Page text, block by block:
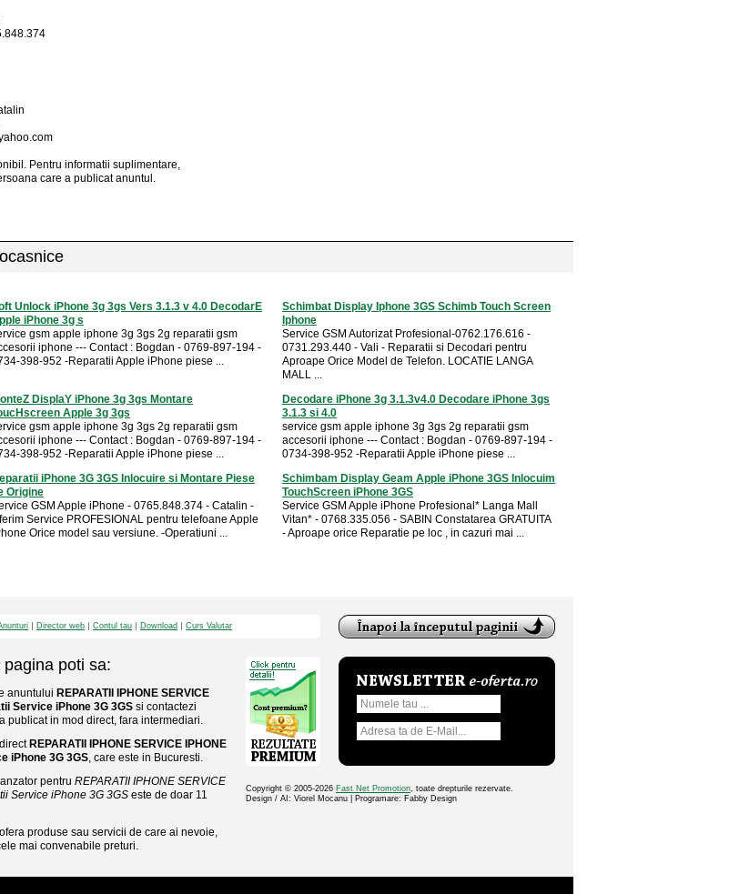
. Pentru informatii suplimentare,
care a publicat anuntul.
Unlock iPhone 3g 3gs Vers 3.1.3 v 4.0 DecodarE
iPhone 3g s
gsm apple iphone 3g 3gs 2g reparatii gsm
iphone --- Contact : Bogdan - 0769-897-194 -
398-952 -Reparatii Apple iPhone piese ...
Schimbat Display Iphone 3GS Schimb Touch Screen
Iphone
Service GSM Autorizat Profesional-0762.176.616 -
0731.293.440 - Vali - Reparatii si Decodari pentru
Aproape Orice Model de Telefon. LOCATIE LANGA
MALL ...
DisplaY iPhone 3g 3gs Montare
Apple 3g 3gs
gsm apple iphone 3g 3gs 2g reparatii gsm
iphone --- Contact : Bogdan - 0769-897-194 -
398-952 -Reparatii Apple iPhone piese ...
Decodare iPhone 3g 3.1.3v4.0 Decodare iPhone 3gs
3.1.3 si 4.0
service gsm apple iphone 3g 3gs 2g reparatii gsm
accesorii iphone --- Contact : Bogdan - 0769-897-194 -
0734-398-952 -Reparatii Apple iPhone piese ...
iPhone 3G 3GS Inlocuire si Montare Piese
Origine
GSM Apple iPhone - 0765.848.374 - Catalin -
Service PROFESIONAL pentru telefoane Apple
Orice model sau versiune. -Operatiuni ...
Schimbam Display Geam Apple iPhone 3GS Inlocuim
TouchScreen iPhone 3GS
Service GSM Apple iPhone Profesional* Langa Mall
Vitan* - 0768.335.056 - SABIN Constatarea GRATUITA
- Aproape orice Reparatie pe loc , in cazuri mai ...
Director web Contul tau Download Curs Valutar
poti sa:
anuntului REPARATII IPHONE SERVICE
Service iPhone 3G 3GS si contactezi
publicat in mod direct, fara intermediari.
REPARATII IPHONE SERVICE IPHONE
iPhone 3G 3GS, care este in Bucuresti.
pentru REPARATII IPHONE SERVICE
Service iPhone 3G 3GS este de doar 11
produse sau servicii de care ai nevoie,
mai convenabile preturi.
Copyright © 2005-2026 Fast Net Promotion, toate drepturile rezervate.
Design / AI: Viorel Mocanu | Programare: Fabby Design